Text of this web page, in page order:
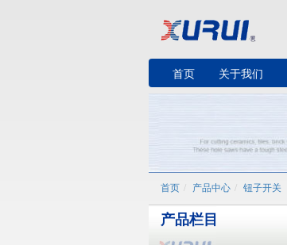
首页 关于我们
首页 产品中心 钮子开关
产品栏目